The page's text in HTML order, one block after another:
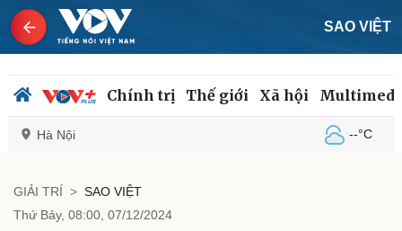
SAO VIỆT
Chính trị Thế giới Xã hội
Hà Nội --°C
Chính trị
GIẢI TRÍ
SAO VIỆT
Thứ Bảy, 08:00, 07/12/2024